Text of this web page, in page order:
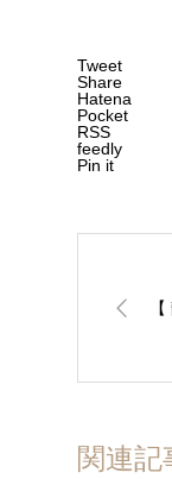
Tweet
Share
Hatena
Pocket
RSS
feedly
Pin it
関連記